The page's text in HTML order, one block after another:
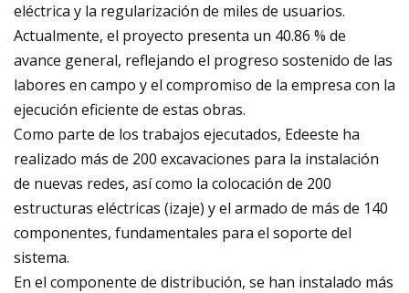
eléctrica y la regularización de miles de usuarios.
Actualmente, el proyecto presenta un 40.86 % de
avance general, reflejando el progreso sostenido de las
labores en campo y el compromiso de la empresa con la
ejecución eficiente de estas obras.
Como parte de los trabajos ejecutados, Edeeste ha
realizado más de 200 excavaciones para la instalación
de nuevas redes, así como la colocación de 200
estructuras eléctricas (izaje) y el armado de más de 140
componentes, fundamentales para el soporte del
sistema.
En el componente de distribución, se han instalado más